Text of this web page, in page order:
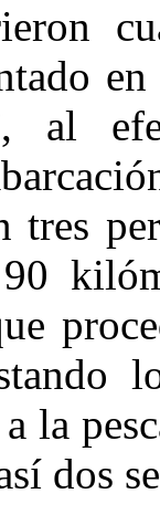
al
tres
la
dos